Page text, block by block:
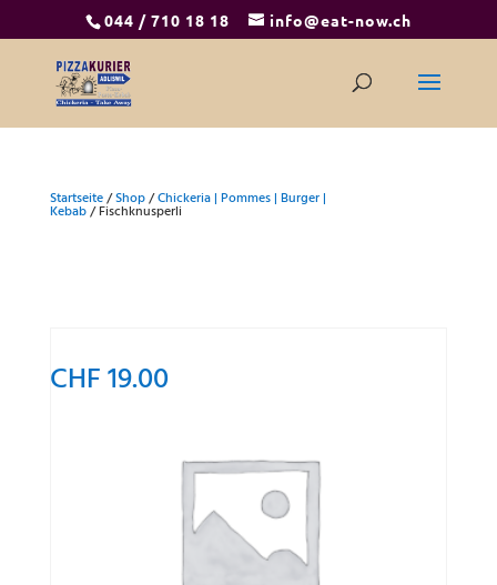
044 / 710 18 18 info@eat-now.ch
Startseite/Shop/Chickeria | Pommes | Burger |
Kebab/ Fischknusperli
CHF19.00